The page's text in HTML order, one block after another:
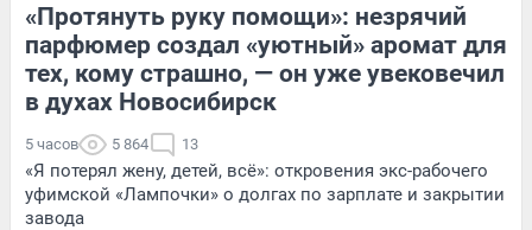
«Протянуть руку помощи»: незрячий
парфюмер создал «уютный» аромат для
тех, кому страшно, — он уже увековечил
в духах Новосибирск
5 часов 5 864 13
«Я потерял жену, детей, всё»: откровения экс-рабочего
уфимской «Лампочки» о долгах по зарплате и закрытии
завода